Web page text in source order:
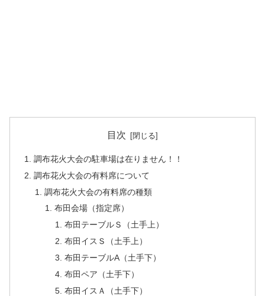
目次
調布花火大会の駐車場は在りません！！
調布花火大会の有料席について
調布花火大会の有料席の種類
布田会場（指定席）
布田テーブルＳ（土手上）
布田イスＳ（土手上）
布田テーブルA（土手下）
布田ペア（土手下）
布田イスＡ（土手下）